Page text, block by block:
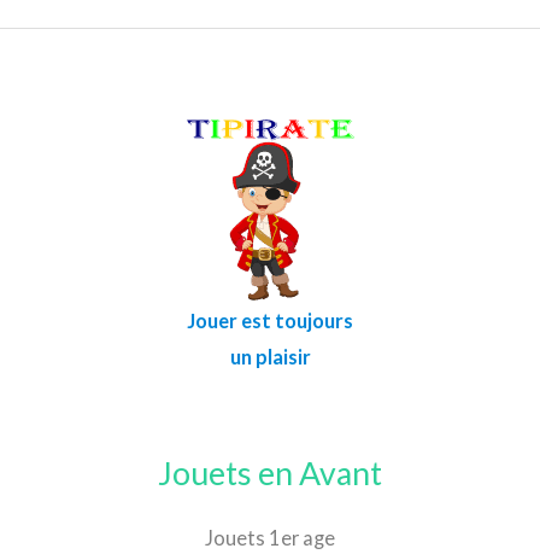
Jouer est toujours
un plaisir
Jouets en Avant
Jouets 1er age